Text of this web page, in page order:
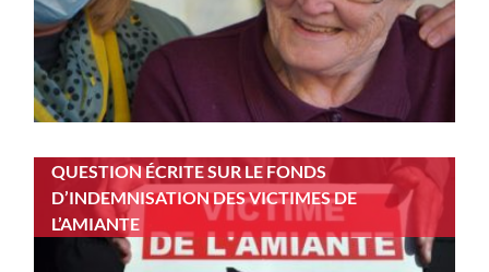
QUESTION ÉCRITE SUR LE FONDS
D’INDEMNISATION DES VICTIMES DE
L’AMIANTE